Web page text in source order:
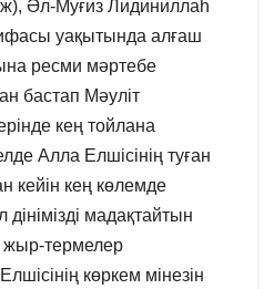
Әл-Муғиз Лидиниллаһ
уақытында алғаш
ресми мәртебе
бастап Мәуліт
кең тойлана
Алла Елшісінің туған
кейін кең көлемде
мадақтайтын
жыр-термелер
көркем мінезін